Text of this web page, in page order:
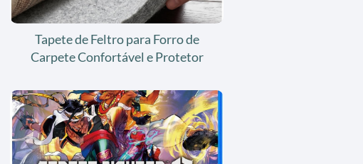
Tapete de Feltro para Forro de
Carpete Confortável e Protetor